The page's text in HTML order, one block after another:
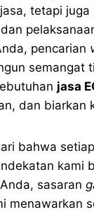
tetapi
pencarian
semangat
jasa
dan biarkan
bahwa
kami
sasaran
menawarkan